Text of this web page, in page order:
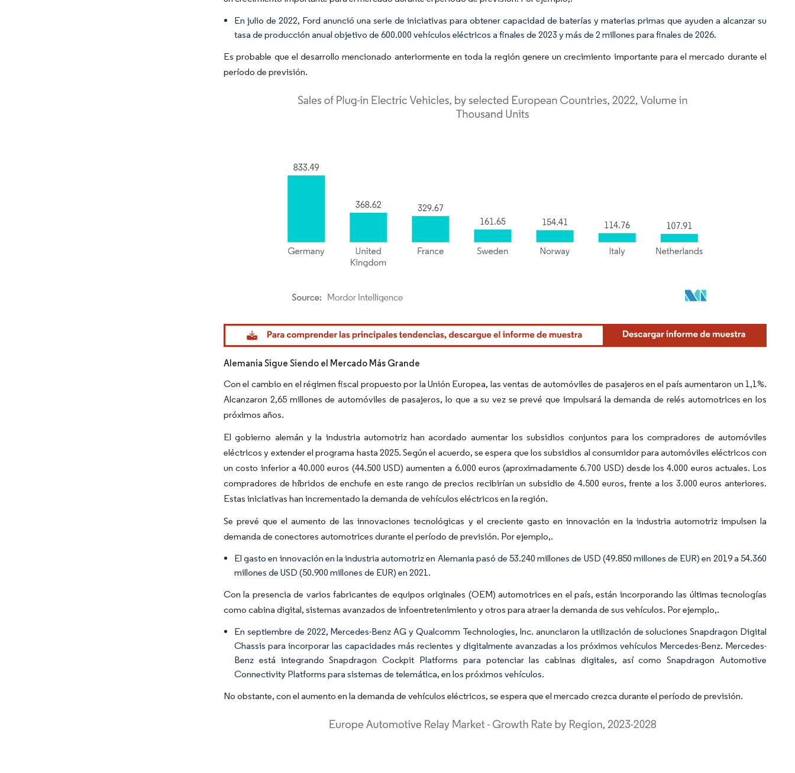
En julio de 2022, Ford anunció una serie de iniciativas para obtener capacidad de baterías y materias primas que ayuden a alcanzar su
tasa de producción anual objetivo de 600.000 vehículos eléctricos a finales de 2023 y más de 2 millones para finales de 2026.
Es probable que el desarrollo mencionado anteriormente en toda la región genere un crecimiento importante para el mercado durante el
período de previsión.
Imagen © Mordor Intelligence. El uso requiere atribución según CC BY 4.0.
Alemania Sigue Siendo el Mercado Más Grande
Con el cambio en el régimen fiscal propuesto por la Unión Europea, las ventas de automóviles de pasajeros en el país aumentaron un 1,1%.
Alcanzaron 2,65 millones de automóviles de pasajeros, lo que a su vez se prevé que impulsará la demanda de relés automotrices en los
próximos años.
El gobierno alemán y la industria automotriz han acordado aumentar los subsidios conjuntos para los compradores de automóviles
eléctricos y extender el programa hasta 2025. Según el acuerdo, se espera que los subsidios al consumidor para automóviles eléctricos con
un costo inferior a 40.000 euros (44.500 USD) aumenten a 6.000 euros (aproximadamente 6.700 USD) desde los 4.000 euros actuales. Los
compradores de híbridos de enchufe en este rango de precios recibirían un subsidio de 4.500 euros, frente a los 3.000 euros anteriores.
Estas iniciativas han incrementado la demanda de vehículos eléctricos en la región.
Se prevé que el aumento de las innovaciones tecnológicas y el creciente gasto en innovación en la industria automotriz impulsen la
demanda de conectores automotrices durante el período de previsión. Por ejemplo,.
El gasto en innovación en la industria automotriz en Alemania pasó de 53.240 millones de USD (49.850 millones de EUR) en 2019 a 54.360
millones de USD (50.900 millones de EUR) en 2021.
Con la presencia de varios fabricantes de equipos originales (OEM) automotrices en el país, están incorporando las últimas tecnologías
como cabina digital, sistemas avanzados de infoentretenimiento y otros para atraer la demanda de sus vehículos. Por ejemplo,.
En septiembre de 2022, Mercedes-Benz AG y Qualcomm Technologies, Inc. anunciaron la utilización de soluciones Snapdragon Digital
Chassis para incorporar las capacidades más recientes y digitalmente avanzadas a los próximos vehículos Mercedes-Benz. Mercedes-
Benz está integrando Snapdragon Cockpit Platforms para potenciar las cabinas digitales, así como Snapdragon Automotive
Connectivity Platforms para sistemas de telemática, en los próximos vehículos.
No obstante, con el aumento en la demanda de vehículos eléctricos, se espera que el mercado crezca durante el período de previsión.